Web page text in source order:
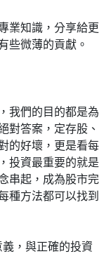
業知識，分享給更
些微薄的貢獻。
我們的目的都是為
對答案，定存股、
的好壞，更是看每
投資最重要的就是
串起，成為股市完
種方法都可以找到
，與正確的投資